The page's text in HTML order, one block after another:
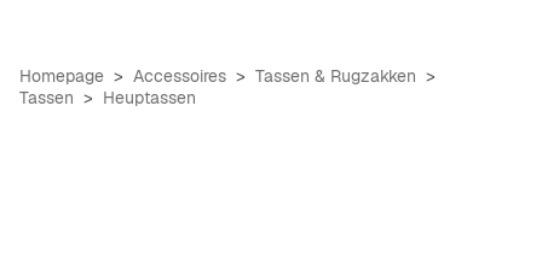
Homepage Accessoires
Tassen & Rugzakken
Tassen
Heuptassen